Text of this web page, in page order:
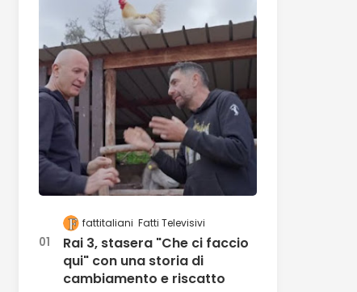
fattitaliani Fatti Televisivi
Rai 3, stasera "Che ci faccio
qui" con una storia di
cambiamento e riscatto